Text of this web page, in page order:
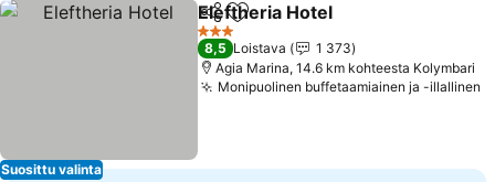
Suosittu valinta
Jaa Lisää suosikkeihin
Eleftheria Hotel
3 Tähtiluokitus
8,5 Loistava
1 373
Agia Marina, 14.6 km kohteesta Kolymbari
Monipuolinen buffetaamiainen ja -illallinen